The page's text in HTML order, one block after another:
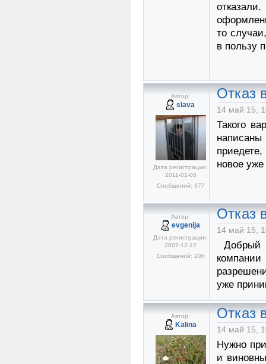
то
в пользу
Автор:
slava
Дата регистрации:
2011-01-08
Сообщений: 377
Отказ
14 май 15,
Такого
новое
Автор:
evgenija
Дата регистрации:
2007-12-12
Сообщений: 206
Отказ
14 май 15,
Добрый
уже
Автор:
Kalina
Отказ
14 май 15,
Нужно
и